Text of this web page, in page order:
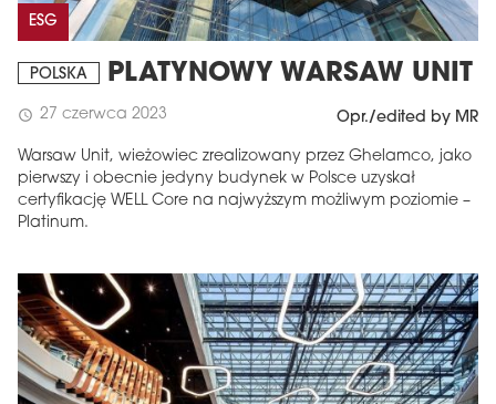
ESG
POLSKA PLATYNOWY WARSAW UNIT
schedule 27 czerwca 2023 Opr./edited by MR
Warsaw Unit, wieżowiec zrealizowany przez Ghelamco, jako
pierwszy i obecnie jedyny budynek w Polsce uzyskał
certyfikację WELL Core na najwyższym możliwym poziomie –
Platinum.